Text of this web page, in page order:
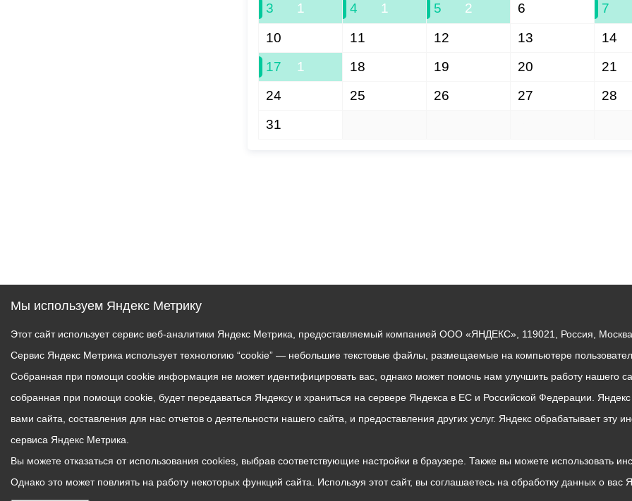
3
1 4 1 5 2 6
7
10
11 12 13
14
17
1 18 19 20
21
24
25 26 27
28
31
Мы используем Яндекс Метрику
Этот сайт использует сервис веб-аналитики Яндекс Метрика, предоставляемый компанией ООО «ЯНДЕКС», 119021, Россия,
Сервис Яндекс Метрика использует технологию “cookie” — небольшие текстовые файлы, размещаемые на компьютере
Собранная при помощи cookie информация не может идентифицировать вас, однако может помочь нам улучшить работу нашего
собранная при помощи cookie, будет передаваться Яндексу и храниться на сервере Яндекса в ЕС и Российской Федерации.
вами сайта, составления для нас отчетов о деятельности нашего сайта, и предоставления других услуг. Яндекс обрабатывает
сервиса Яндекс Метрика.
Вы можете отказаться от использования cookies, выбрав соответствующие настройки в браузере. Также вы можете использовать
Однако это может повлиять на работу некоторых функций сайта. Используя этот сайт, вы соглашаетесь на обработку данных о